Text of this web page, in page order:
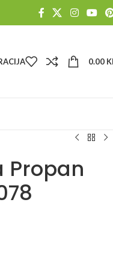
0.00
Propan